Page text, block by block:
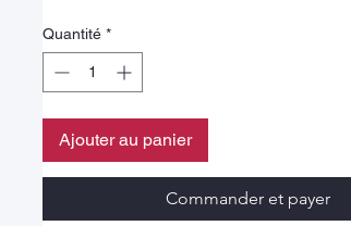
Quantité *
Ajouter au panier
Commander et payer